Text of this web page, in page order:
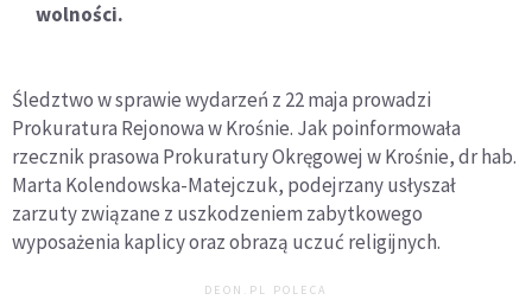
wolności.
Śledztwo w sprawie wydarzeń z 22 maja prowadzi
Prokuratura Rejonowa w Krośnie. Jak poinformowała
rzecznik prasowa Prokuratury Okręgowej w Krośnie, dr hab.
Marta Kolendowska-Matejczuk, podejrzany usłyszał
zarzuty związane z uszkodzeniem zabytkowego
wyposażenia kaplicy oraz obrazą uczuć religijnych.
DEON.PL POLECA